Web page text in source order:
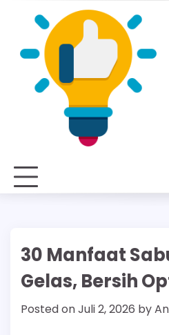
30 Manfaat
Gelas, Bersih
Posted onJuli 2, 2026 by